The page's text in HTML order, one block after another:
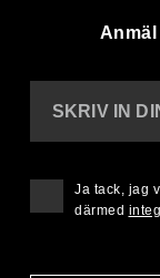
SKRIV IN
Ja tack, jag
därmed